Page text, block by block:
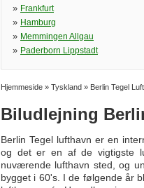
» Frankfurt
» Hamburg
» Memmingen Allgau
» Paderborn Lippstadt
Hjemmeside » Tyskland » Berlin Tegel
Biludlejning
Berlin Tegel lufthavn er en
og det er en af de vigtigste
nuværende lufthavn sted, og
bygget i 60's. I de følgende år